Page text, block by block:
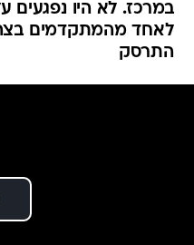
במרכז. לא היו
לאחד מהמתקדמים
התרסק